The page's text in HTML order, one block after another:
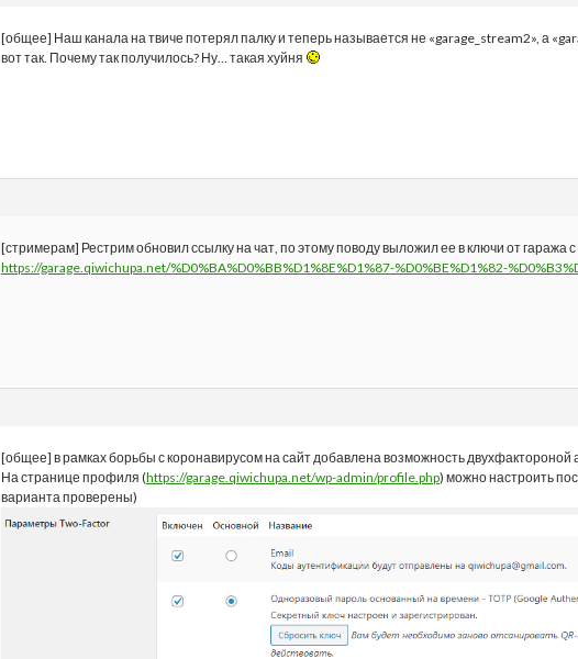
[общее] Наш канала на твиче потерял палку и теперь называется не «garage_stream2», а
вот так. Почему так получилось? Ну… такая хуйня
[стримерам] Рестрим обновил ссылку на чат, по этому поводу выложил ее в ключи от гаража
https://garage.qiwichupa.net/%D0%BA%D0%BB%D1%8E%D1%87-%D0%BE%D1%82-
[общее] в рамках борьбы с коронавирусом на сайт добавлена возможность двухфактороной
На странице профиля (https://garage.qiwichupa.net/wp-admin/profile.php) можно настроить
варианта проверены)